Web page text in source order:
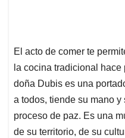
El acto de comer te
la cocina tradicional
doña Dubis es una
a todos, tiende su mano y
proceso de paz. Es una
de su territorio, de su